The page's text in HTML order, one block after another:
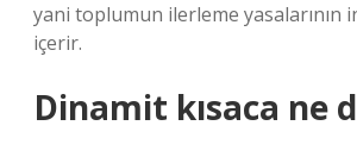
yani toplumun ilerleme yasalarının
içerir.
Dinamit kısaca ne